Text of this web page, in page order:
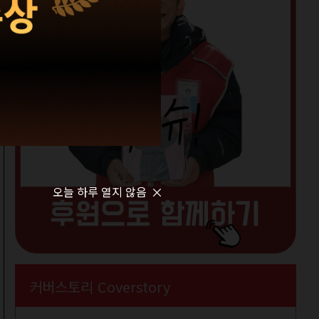
커버스토리 Coverstory
오늘 하루 열지 않음